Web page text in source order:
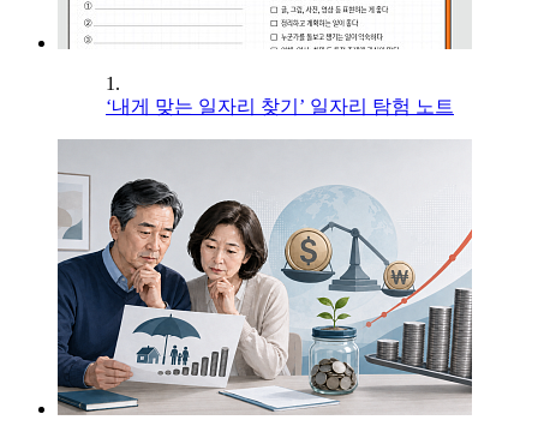
1.
‘내게 맞는 일자리 찾기’ 일자리 탐험 노트